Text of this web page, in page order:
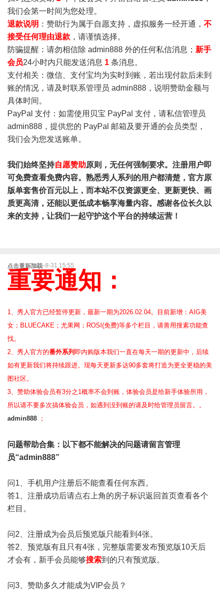
我们会第一时间为您处理。
退款说明 ：赞助行为属于自愿支持，虚拟服务一经开通， 不
接受任何理由退款 ，请谨慎选择。
防骗提醒：请勿相信除 admin888 外的任何私信消息； 新手
会员24小时内只能发送消息 1 条消息。
支付相关：微信、支付宝均为实时到账，若出现付款后未到
账的情况，请及时联系管理员 admin888，说明赞助金额与
具体时间。
PayPal 支付：如需使用贝宝 PayPal 支付，请私信管理员
admin888，提供您的 PayPal 邮箱及要开通的会员类型，
我们会为您发送账单。
我们始终坚持自愿赞助原则，无任何强制要求。注册用户即
可免费查看免费内容。熟悉秀人系列的用户都清楚，官方原
版单套售价百元以上，而本站不仅资源更全、更新更快、画
质更高清，还能以更低成本畅享海量内容。感谢各位长久以
来的支持，让我们一起守护这个平台的持续运营！
点击重新加载2025-8-31 15:55
重要通知：
1、秀人官方已经暂停更新，最新一期为2026.02.04。目前新增：AIG美
女；BLUECAKE；尤果网；ROSI(免费)等多个栏目，请善用搜素功能查
找。
2、 秀人官方的番外系列 即内购版本我们一直在每天一期的更新中，后续
如有更新我们将持续跟进。现每天更新多达90多套将打造为更全更稳的美
图社区。
3、赞助体验会员有3分之1概率不会到账，体验会员是给新手体验所用，
所以请不要多次搞体验会员，如遇到没到账的请及时给管理员留言。。
admin888 ；
问题帮助合集 ：以下都不能解决的问题请留言管理
员“admin888”
问1、手机用户注册后不能查看任何东西。
答1、注册成功后请点右上角的房子标识返回首页查看各个
栏目。
问2、注册成为会员后预览版只能看到4张。
答2、预览版有且只有4张，完整版需要发布预览版10天后
才会有，新手会员能够搜索到的只有预览版。
问3、赞助多久才能成为VIP会员？